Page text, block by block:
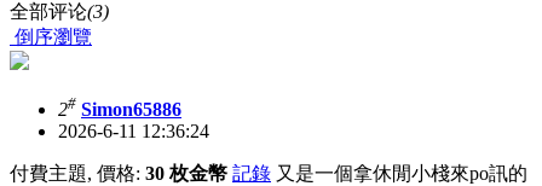
全部评论(3)
倒序瀏覽
2# Simon65886
2026-6-11 12:36:24
付費主題, 價格: 30 枚金幣 記錄 又是一個拿休閒小棧來po訊的